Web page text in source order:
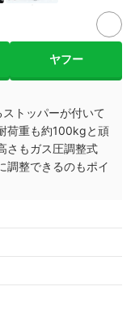
ヤフー
トッパーが付いて
荷重も約100kgと頑
さもガス圧調整式
調整できるのもポイ